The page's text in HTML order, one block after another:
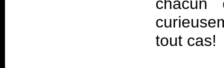
tout cas!